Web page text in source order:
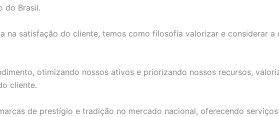
do Brasil.
na satisfação do cliente, temos como filosofia valorizar e considerar
otimizando nossos ativos e priorizando nossos recursos,
cliente.
de prestígio e tradição no mercado nacional, oferecendo